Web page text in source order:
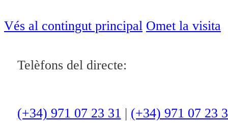
Vés al contingut principal Omet la visita
Telèfons del directe:
(+34) 971 07 23 31 | (+34) 971 07 23
CULTURA I
OCI